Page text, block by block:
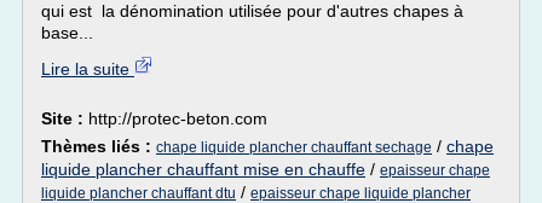
qui est la dénomination utilisée pour d'autres chapes à
base...
Lire la suite
Site : http://protec-beton.com
Thèmes liés : chape liquide plancher chauffant sechage / chape
liquide plancher chauffant mise en chauffe / epaisseur chape
liquide plancher chauffant dtu / epaisseur chape liquide plancher